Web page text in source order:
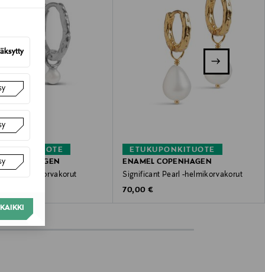
COPENHAGEN
Pearl -korvakorut
ETUKUPONKITUOTE
ENAMEL COPENHAGEN
Significant Pearl -helmikorvakorut
Original Price
70,00 €